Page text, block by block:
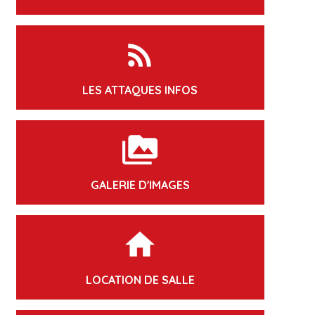
rss_feed
LES ATTAQUES INFOS
perm_media
GALERIE D'IMAGES
home
LOCATION DE SALLE